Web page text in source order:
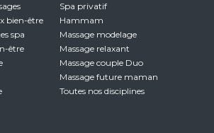
bien-être
spa
être
Spa privatif
Hammam
Massage modelage
Massage relaxant
Massage couple Duo
Massage future maman
Toutes nos disciplines